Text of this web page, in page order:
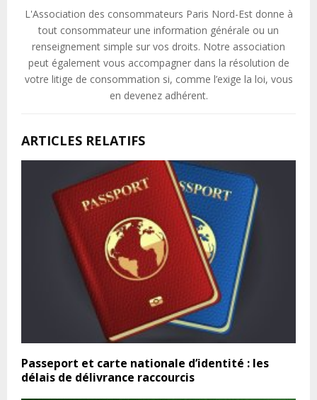
L'Association des consommateurs Paris Nord-Est donne à
tout consommateur une information générale ou un
renseignement simple sur vos droits. Notre association
peut également vous accompagner dans la résolution de
votre litige de consommation si, comme l’exige la loi, vous
en devenez adhérent.
ARTICLES RELATIFS
Passeport et carte nationale d’identité : les
délais de délivrance raccourcis